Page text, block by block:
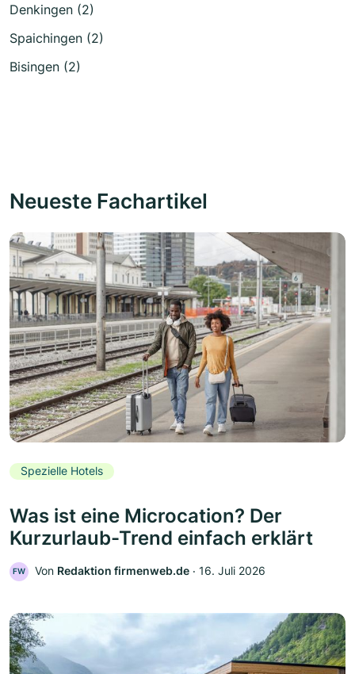
Denkingen (2)
Spaichingen (2)
Bisingen (2)
Neueste Fachartikel
Spezielle Hotels
Was ist eine Microcation? Der
Kurzurlaub-Trend einfach erklärt
FW Von Redaktion firmenweb.de ‧ 16. Juli 2026